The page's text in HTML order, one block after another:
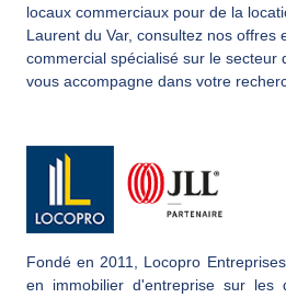
locaux commerciaux pour de la
Laurent du Var, consultez nos offres
commercial spécialisé sur le secteur
vous accompagne dans votre
Fondé en 2011, Locopro
en immobilier d'entreprise sur les